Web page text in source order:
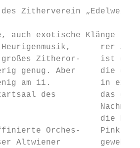
Zitherverein „Edelweiß“
auch exotische Klänge
rer Zeit
Zitheror-    ist der
genug. Aber     die es
am 11.          in
des         das
die
Orches-    Pink
Altwiener